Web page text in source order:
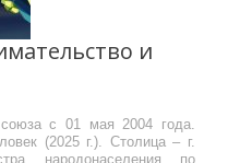
и
с 01 мая 2004 года.
(2025 г.). Столица – г.
народонаселения по